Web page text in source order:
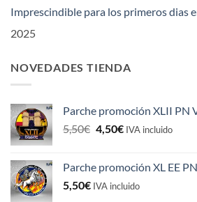
Imprescindible para los primeros dias
2025
NOVEDADES TIENDA
Parche promoción XLII PN
5,50€ El
era:
5,50€.
4,50€El
es:
4,50€.
IVA incluido
Parche promoción XL EE PN
5,50€ IVA incluido